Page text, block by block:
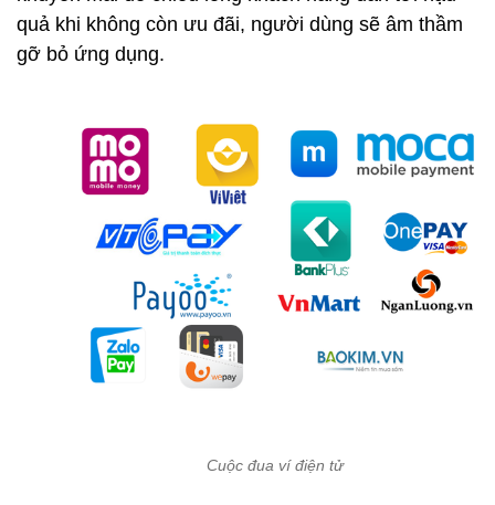
quả khi không còn ưu đãi, người dùng sẽ âm thầm
gỡ bỏ ứng dụng.
Cuộc đua ví điện tử